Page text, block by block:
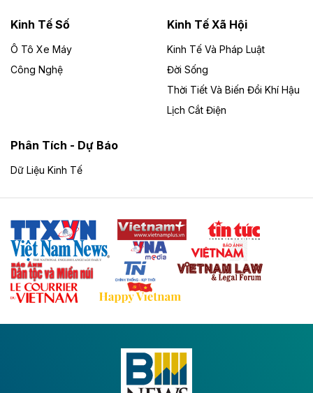
Đà Nẵng thu hút thêm 116.000 tỷ đồng vốn
đầu tư trong nước
Trong 7 tháng năm 2026, TP. Đà Nẵng thu hút 116.092
tỷ đồng vốn đầu tư trong nước, tăng mạnh so với
19.347 tỷ đồng cùng kỳ năm 2025. Riêng tháng 7,
Thành phố thu hút hơn 42.520 tỷ đồng, gồm 9 dự án
tăng thêm 23.926 tỷ đồng. Lũy kế, Đà Nẵng có 2.065
Hòa Phát dự kiến rót thêm 20.000 tỷ đồng
vào dự án ray đường sắt tại Dung Quất
Hòa Phát muốn chi thêm 20.000 tỷ đồng để mở rộng
dự án sản xuất ray đường sắt và thép đặc biệt tại khu
kinh tế Dung Quất.
Keppel thoái toàn bộ vốn khỏi dự án
Empire City tại Thủ Thiêm
Kinh Tế Số
Ô Tô Xe Máy
Công Nghệ
Kinh Tế Xã Hội
Kinh Tế Và Pháp Luật
Đời Sống
Thời Tiết Và Biến Đổi Khí Hậu
Lịch Cắt Điện
Phân Tích - Dự Báo
Dữ Liệu Kinh Tế